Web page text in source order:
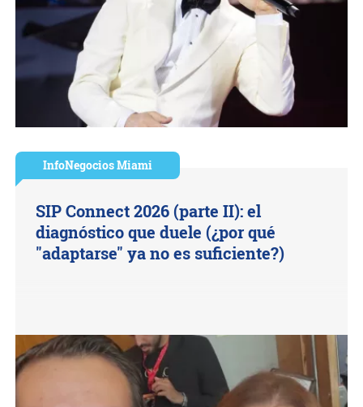
InfoNegocios Miami
SIP Connect 2026 (parte II): el
diagnóstico que duele (¿por qué
"adaptarse" ya no es suficiente?)